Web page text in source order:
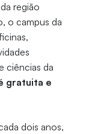
região
o campus da
ciências da
gratuita e
dois anos,